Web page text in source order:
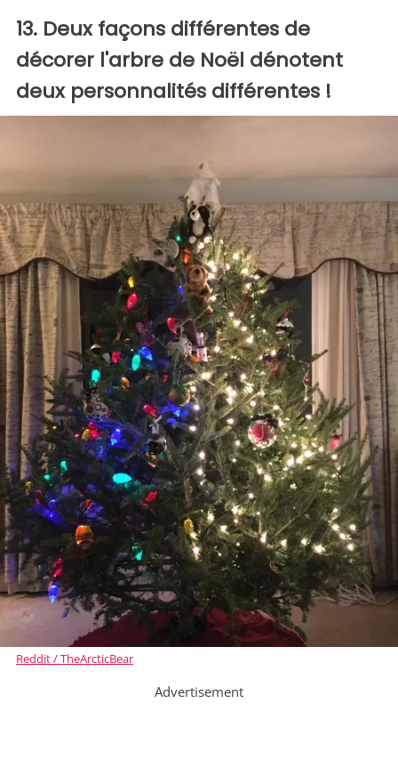
13. Deux façons différentes de
décorer l'arbre de Noël dénotent
deux personnalités différentes !
Reddit / TheArcticBear
Advertisement